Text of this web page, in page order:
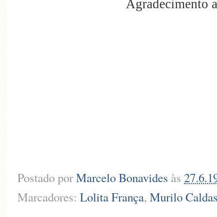
Agradecimento
Postado porMarcelo Bonavides às
Marcadores: Lolita França, Murilo